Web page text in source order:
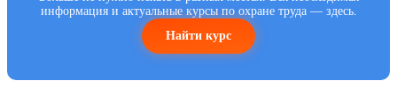
информация и актуальные курсы по охране труда — здесь.
Найти курс